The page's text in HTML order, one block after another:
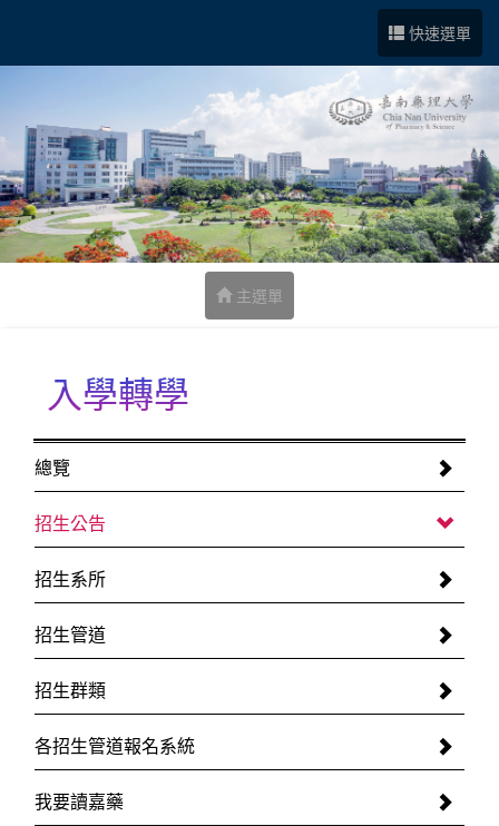
快速選單
主選單
入學轉學
總覽
招生公告
招生系所
招生管道
招生群類
各招生管道報名系統
我要讀嘉藥